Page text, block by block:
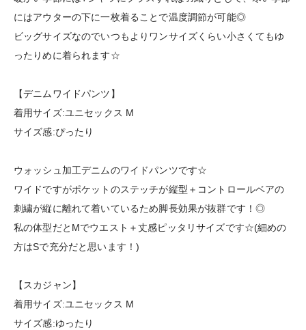
にはアウターの下に一枚着ることで温度調節が可能◎
ビッグサイズなのでいつもよりワンサイズくらい小さくてもゆ
ったりめに着られます☆
【デニムワイドパンツ】
着用サイズ:ユニセックス M
サイズ感:ぴったり
ウォッシュ加工デニムのワイドパンツです☆
ワイドですがポケットのステッチが縦型＋コントロールベアの
刺繍が縦に離れて着いているため脚長効果が抜群です！◎
私の体型だとMでウエスト＋丈感ピッタリサイズです☆(細めの
方はSで充分だと思います！)
【スカジャン】
着用サイズ:ユニセックス M
サイズ感:ゆったり